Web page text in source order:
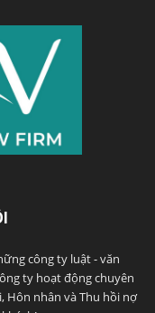
công ty luật - văn
ty hoạt động chuyên
Hôn nhân và Thu hồi nợ